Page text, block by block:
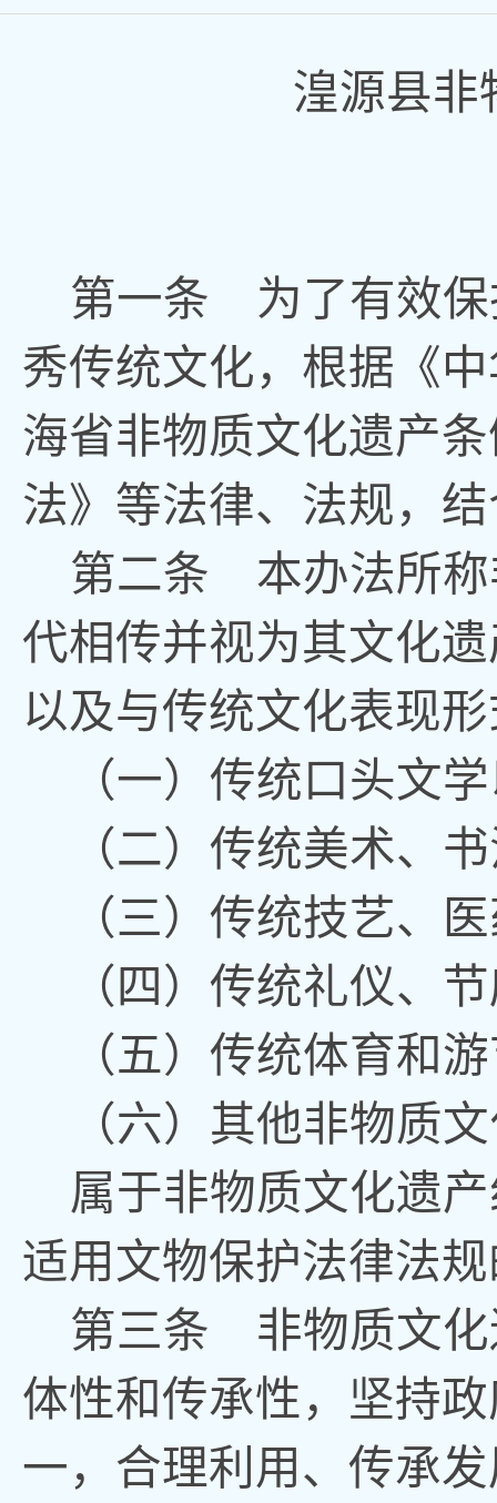
湟源县非
第一条 为了有效保
秀传统文化， 根据《
海省非物质文化遗产
法》等法律、法规，
第二条 本办法所称
代相传并视为其文化
以及与传统文化表现
（一）传统口头文
（二）传统美术、
（三）传统技艺、
（四）传统礼仪、
（五）传统体育和
（六）其他非物质
属于非物质文化遗
适用文物保护法律法
第三条 非物质文化
体性和传承性 ， 坚持
一， 合理利用、传承